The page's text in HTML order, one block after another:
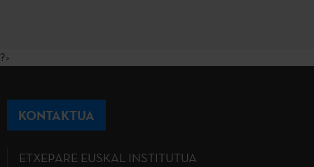
?>
KONTAKTUA
ETXEPARE EUSKAL INSTITUTUA